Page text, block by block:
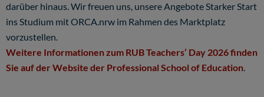
darüber hinaus. Wir freuen uns, unsere Angebote Starker Start
ins Studium mit ORCA.nrw im Rahmen des Marktplatz
vorzustellen.
Weitere Informationen zum RUB Teachers‘ Day 2026 finden
Sie auf der Website der Professional School of Education.